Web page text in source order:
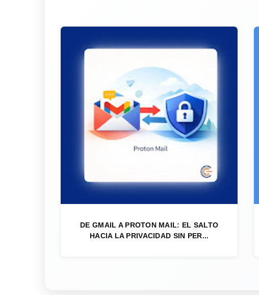
DE GMAIL A PROTON MAIL: EL SALTO
HACIA LA PRIVACIDAD SIN PER...